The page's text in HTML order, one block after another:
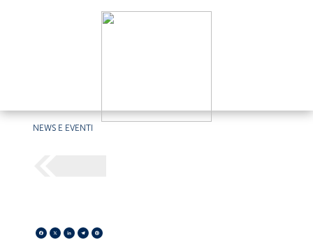
NEWS E EVENTI
Facebook
X LinkedIn
Telegram